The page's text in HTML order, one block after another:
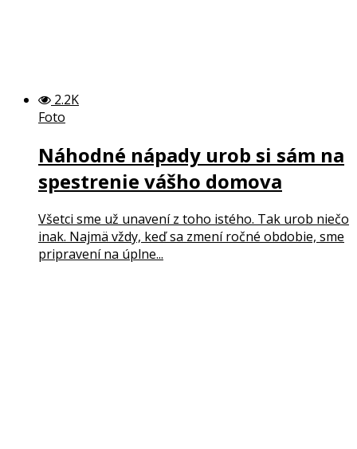
2.2K
Foto
Náhodné nápady urob si sám na
spestrenie vášho domova
Všetci sme už unavení z toho istého. Tak urob niečo
inak. Najmä vždy, keď sa zmení ročné obdobie, sme
pripravení na úplne...